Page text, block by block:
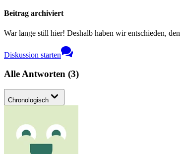
Beitrag archiviert
War lange still hier! Deshalb haben wir entschieden,
Diskussion starten
Alle Antworten (3)
Chronologisch